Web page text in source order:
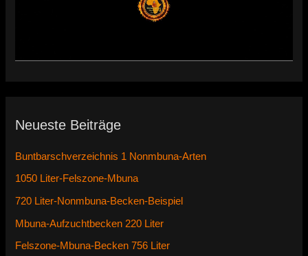
Neueste Beiträge
Buntbarschverzeichnis 1 Nonmbuna-Arten
1050 Liter-Felszone-Mbuna
720 Liter-Nonmbuna-Becken-Beispiel
Mbuna-Aufzuchtbecken 220 Liter
Felszone-Mbuna-Becken 756 Liter